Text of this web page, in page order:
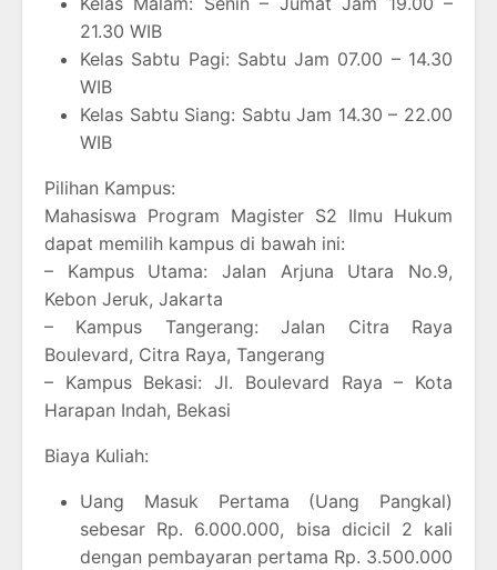
21.30 WIB
Kelas Sabtu Pagi: Sabtu Jam 07.00 – 14.30
WIB
Kelas Sabtu Siang: Sabtu Jam 14.30 – 22.00
WIB
Pilihan Kampus:
Mahasiswa Program Magister S2 Ilmu Hukum
dapat memilih kampus di bawah ini:
– Kampus Utama: Jalan Arjuna Utara No.9,
Kebon Jeruk, Jakarta
– Kampus Tangerang: Jalan Citra Raya
Boulevard, Citra Raya, Tangerang
– Kampus Bekasi: Jl. Boulevard Raya – Kota
Harapan Indah, Bekasi
Biaya Kuliah:
Uang Masuk Pertama (Uang Pangkal)
sebesar Rp. 6.000.000, bisa dicicil 2 kali
dengan pembayaran pertama Rp. 3.500.000